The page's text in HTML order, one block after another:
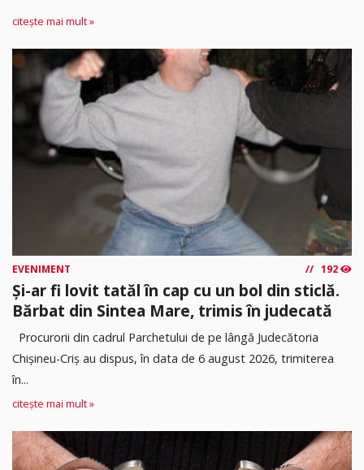
citește mai mult »
EVENIMENT 192
Și-ar fi lovit tatăl în cap cu un bol din sticlă.
Bărbat din Sintea Mare, trimis în judecată
Procurorii din cadrul Parchetului de pe lângă Judecătoria
Chișineu-Criș au dispus, în data de 6 august 2026, trimiterea
în...
citește mai mult »